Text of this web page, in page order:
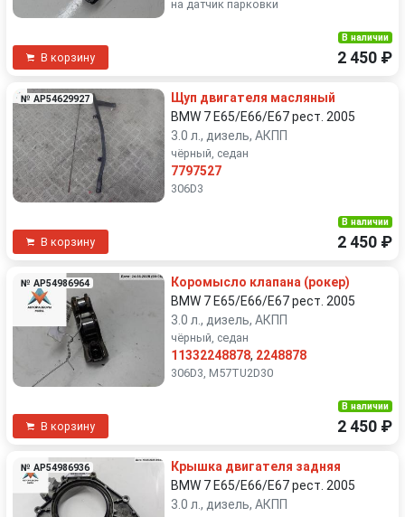
на датчик парковки
В корзину
В наличии
2 450 ₽
№ AP54629927
Щуп двигателя масляный
BMW 7 E65/E66/E67 рест. 2005
3.0 л., дизель, АКПП
чёрный, седан
7797527
306D3
В корзину
В наличии
2 450 ₽
№ AP54986964
Коромысло клапана (рокер)
BMW 7 E65/E66/E67 рест. 2005
3.0 л., дизель, АКПП
чёрный, седан
11332248878, 2248878
306D3, M57TU2D30
В корзину
В наличии
2 450 ₽
№ AP54986936
Крышка двигателя задняя
BMW 7 E65/E66/E67 рест. 2005
3.0 л., дизель, АКПП